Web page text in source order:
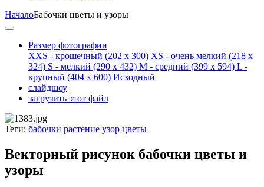
НачалоБабочки цветы и узоры
Размер фотографии
XXS - крошечный (202 x 300) XS - очень мелкий (218 x
324) S - мелкий (290 x 432) M - средний (399 x 594) L -
крупный (404 x 600) Исходный
слайдшоу
загрузить этот файл
Теги: бабочки растение узор цветы
Векторный рисунок бабочки цветы и
узоры